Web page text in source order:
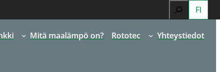
Search
FI
Mitä maalämpö on? Rototec Yhteystiedot